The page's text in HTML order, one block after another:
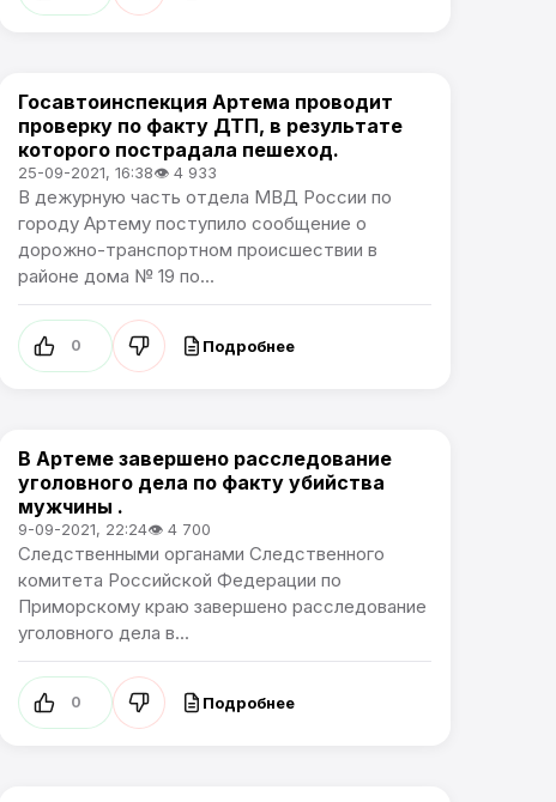
Происшествия
Госавтоинспекция Артема проводит
проверку по факту ДТП, в результате
которого пострадала пешеход.
25-09-2021, 16:38👁 4 933
В дежурную часть отдела МВД России по
городу Артему поступило сообщение о
дорожно-транспортном происшествии в
районе дома № 19 по...
0 Подробнее
Происшествия
В Артеме завершено расследование
уголовного дела по факту убийства
мужчины .
9-09-2021, 22:24👁 4 700
Следственными органами Следственного
комитета Российской Федерации по
Приморскому краю завершено расследование
уголовного дела в...
0 Подробнее